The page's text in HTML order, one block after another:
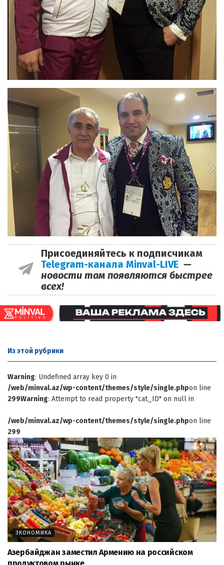
Присоединяйтесь к подписчикам
Telegram-канала Minval-LIVE —
новости там появляются быстрее
всех!
Из этой рубрики
Warning: Undefined array key 0 in
/web/minval.az/wp-content/themes/style/single.phpon line
299Warning: Attempt to read property "cat_ID" on null in
/web/minval.az/wp-content/themes/style/single.phpon line
299
ЭКОНОМИКА
Азербайджан заместил Армению на российском